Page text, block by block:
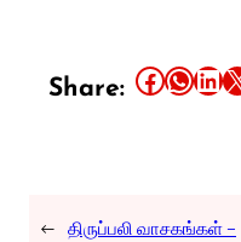
Share: Share this article on Facebook Share this article on WhatsApp Share this article on LinkedIn Share this article on X
← திருப்பலி வாசகங்கள் –